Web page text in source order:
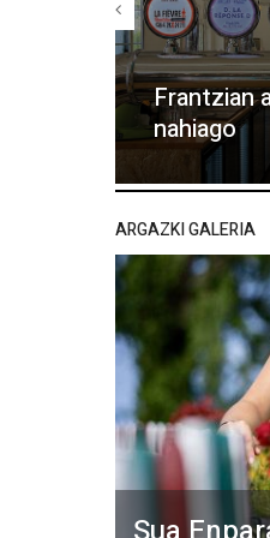
Frantzian
nahiago
ARGAZKI GALERIA